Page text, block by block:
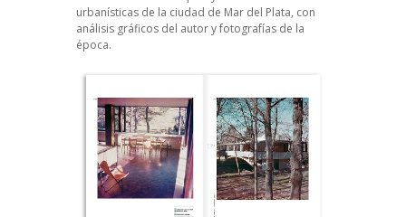
urbanísticas de la ciudad de Mar del Plata, con
análisis gráficos del autor y fotografías de la
época.